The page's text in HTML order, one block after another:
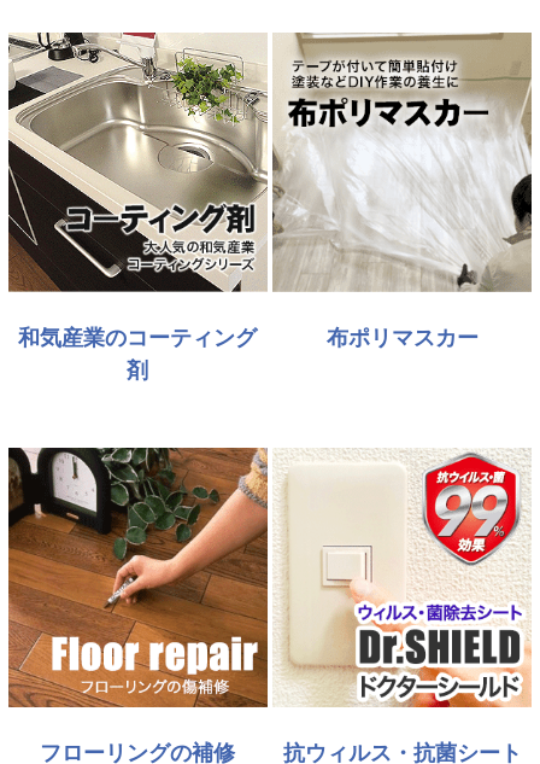
和気産業のコーティング
剤
布ポリマスカー
フローリングの補修 抗ウィルス・抗菌シート